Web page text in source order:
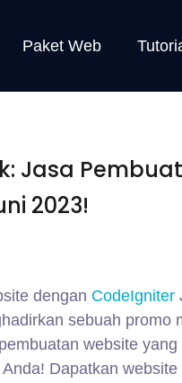
Paket Web
Jasa
2023!
dengan CodeIgniter
sebuah promo
website
Dapatkan